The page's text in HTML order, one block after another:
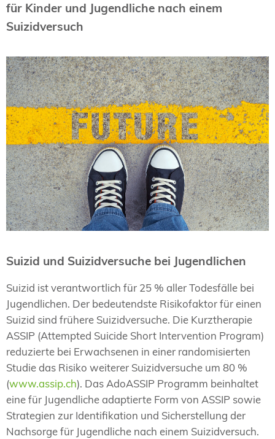
für Kinder und Jugendliche nach einem
Suizidversuch
Suizid und Suizidversuche bei Jugendlichen
Suizid ist verantwortlich für 25 % aller Todesfälle bei
Jugendlichen. Der bedeutendste Risikofaktor für einen
Suizid sind frühere Suizidversuche. Die Kurztherapie
ASSIP (Attempted Suicide Short Intervention Program)
reduzierte bei Erwachsenen in einer randomisierten
Studie das Risiko weiterer Suizidversuche um 80 %
(www.assip.ch). Das AdoASSIP Programm beinhaltet
eine für Jugendliche adaptierte Form von ASSIP sowie
Strategien zur Identifikation und Sicherstellung der
Nachsorge für Jugendliche nach einem Suizidversuch.